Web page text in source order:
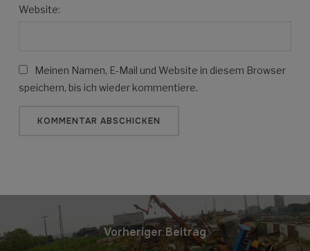
Website:
Meinen Namen, E-Mail und Website in diesem Browser
speichern, bis ich wieder kommentiere.
Vorheriger Beitrag